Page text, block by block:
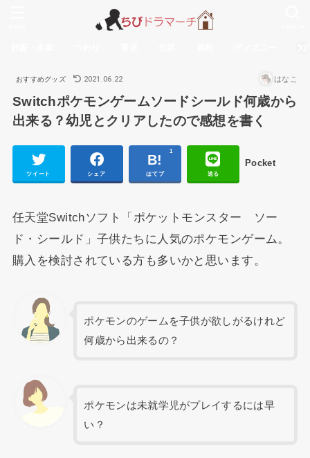
おすすめグッズ 2021.06.22 はなこ
Switchポケモンゲームソードシールド何歳から
出来る？幼児とクリアしたので感想を書く
ツイート シェア はてブ
1
送る
Pocket
任天堂Switchソフト「ポケットモンスター ソー
ド・シールド」子供たちに人気のポケモンゲーム。
購入を検討されている方も多いかと思います。
ポケモンのゲームを子供が欲しがるけれど
何歳から出来るの？
ポケモンは未就学児がプレイするには早
い？